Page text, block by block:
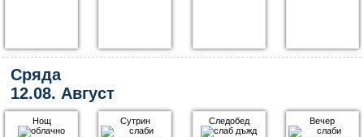
Сряда
12.08. Август
Нощ Сутрин Следобед Вечер